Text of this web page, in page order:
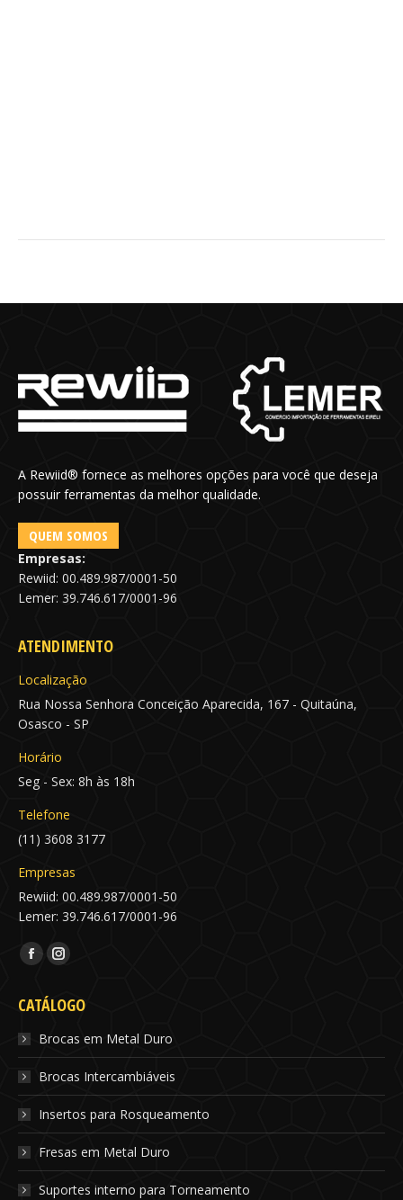
A Rewiid® fornece as melhores opções para você que deseja
possuir ferramentas da melhor qualidade.
QUEM SOMOS
Empresas:
Rewiid: 00.489.987/0001-50
Lemer: 39.746.617/0001-96
ATENDIMENTO
Localização
Rua Nossa Senhora Conceição Aparecida, 167 - Quitaúna,
Osasco - SP
Horário
Seg - Sex: 8h às 18h
Telefone
(11) 3608 3177
Empresas
Rewiid: 00.489.987/0001-50
Lemer: 39.746.617/0001-96
Encontre-nos em:
Facebook
opens
in
new
window
Instagram
opens
in
new
window
CATÁLOGO
Brocas em Metal Duro
Brocas Intercambiáveis
Insertos para Rosqueamento
Fresas em Metal Duro
Suportes interno para Torneamento